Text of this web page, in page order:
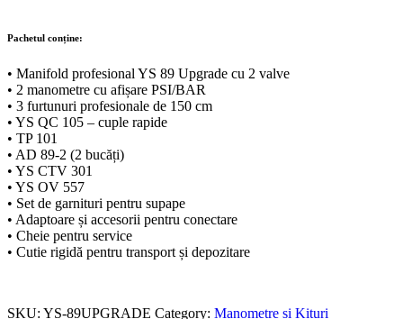
Pachetul conține:
• Manifold profesional YS 89 Upgrade cu 2 valve
• 2 manometre cu afișare PSI/BAR
• 3 furtunuri profesionale de 150 cm
• YS QC 105 – cuple rapide
• TP 101
• AD 89-2 (2 bucăți)
• YS CTV 301
• YS OV 557
• Set de garnituri pentru supape
• Adaptoare și accesorii pentru conectare
• Cheie pentru service
• Cutie rigidă pentru transport și depozitare
SKU: YS-89UPGRADE Category: Manometre si Kituri